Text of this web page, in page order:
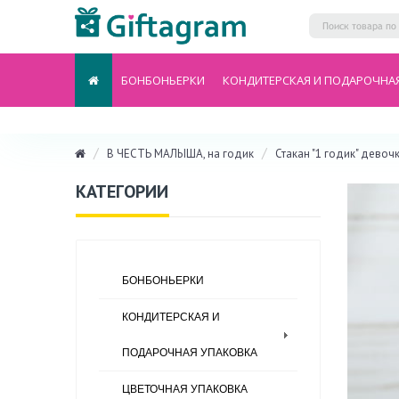
БОНБОНЬЕРКИ КОНДИТЕРСКАЯ И
В ЧЕСТЬ МАЛЫША, на годик Стакан "1 годик"
КАТЕГОРИИ
БОНБОНЬЕРКИ
КОНДИТЕРСКАЯ И
ПОДАРОЧНАЯ УПАКОВКА
ЦВЕТОЧНАЯ УПАКОВКА